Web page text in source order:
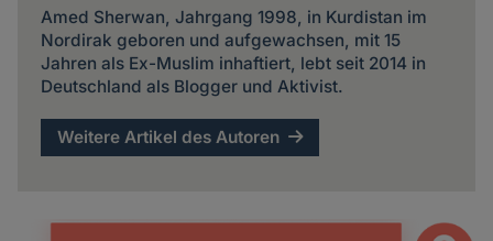
Amed Sherwan, Jahrgang 1998, in Kurdistan im
Nordirak geboren und aufgewachsen, mit 15
Jahren als Ex-Muslim inhaftiert, lebt seit 2014 in
Deutschland als Blogger und Aktivist.
Weitere Artikel des Autoren